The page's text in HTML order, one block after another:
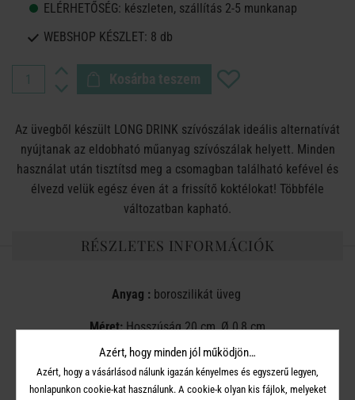
ELÉRHETŐSÉG: készleten, szállítás 2-5 munkanap
WEBSHOP KÉSZLET: 8 db
Kosárba teszem
Az üvegből készült LONG DRINK szívószálak ideális alternatívát
nyújtanak az eldobható műanyag szívószálak helyett. Minden
használat után tisztítsd meg a csomagban található kefével és
élvezd velük egész éven át a frissítő koktélokat! Többféle
változatban kapható.
RÉSZLETES INFORMÁCIÓK
Anyag : boroszilikát üveg
Méret:Hosszúság 20 cm, Ø 0,8 cm
A készlet tartalma:4 darab szívószál + 1 kefe
Azért, hogy minden jól működjön…
Azért, hogy a vásárlásod nálunk igazán kényelmes és egyszerű legyen,
honlapunkon cookie-kat használunk. A cookie-k olyan kis fájlok, melyeket